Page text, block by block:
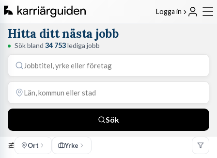
Logga in
Hitta ditt nästa jobb
Sök bland 34 753lediga jobb
Sök
Ort Yrke